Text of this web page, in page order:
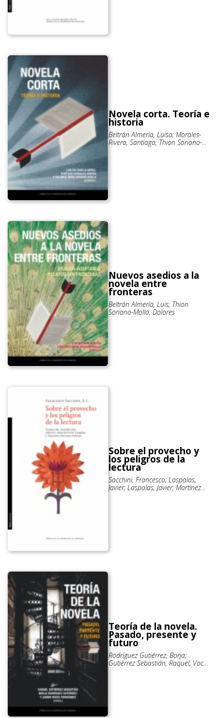
Novela corta. Teoría e
historia
Beltrán Almería, Luisa; Morales-
Rivera, Santiago; Thion Soriano-
Nuevos asedios a la
novela entre
fronteras
Beltrán Almería, Luis; Thion
Soriano-Mollá, Dolores
Sobre el provecho y
los peligros de la
lectura
Sacchini, Francesco; Laspalas,
Javier; Laspalas, Javier; Martínez
Teoría de la novela.
Pasado, presente y
futuro
Rodríguez Gutiérrez, Borja;
Gutiérrez Sebastián, Raquel; Voces